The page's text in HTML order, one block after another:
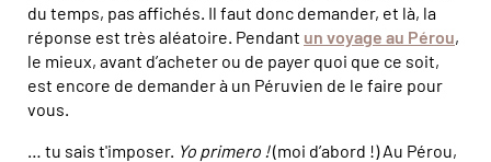
du temps, pas affichés. Il faut donc demander, et là, la
réponse est très aléatoire. Pendant un voyage au Pérou,
le mieux, avant d’acheter ou de payer quoi que ce soit,
est encore de demander à un Péruvien de le faire pour
vous.
… tu sais t'imposer. Yo primero !(moi d’abord !) Au Pérou,